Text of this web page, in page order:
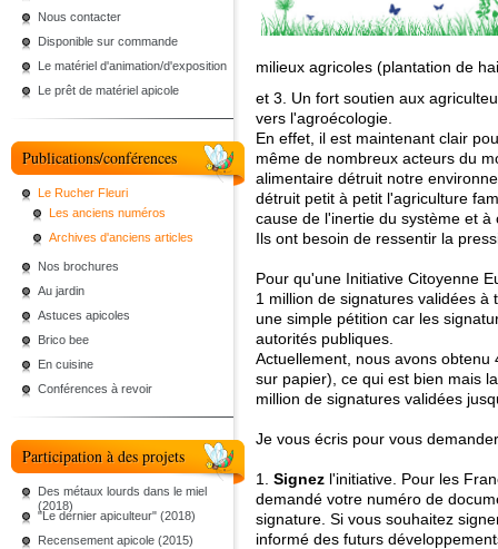
Nous contacter
Disponible sur commande
Le matériel d'animation/d'exposition
Le prêt de matériel apicole
Publications/conférences
Le Rucher Fleuri
Les anciens numéros
Archives d'anciens articles
Nos brochures
Au jardin
Astuces apicoles
Brico bee
En cuisine
Conférences à revoir
Participation à des projets
Des métaux lourds dans le miel
(2018)
"Le dernier apiculteur" (2018)
Recensement apicole (2015)
milieux agricoles (plantation de
et 3. Un fort soutien aux
vers l'agroécologie.
En effet, il est maintenant clair
même de nombreux acteurs du
alimentaire détruit notre
détruit petit à petit l'agriculture
cause de l'inertie du système et
Ils ont besoin de ressentir la
Pour qu'une Initiative Citoyenne
1 million de signatures validées
une simple pétition car les
autorités publiques.
Actuellement, nous avons
sur papier), ce qui est bien mais
million de signatures validées
Je vous écris pour vous
1. Signez l'initiative. Pour les
demandé votre numéro de
signature. Si vous souhaitez
informé des futurs